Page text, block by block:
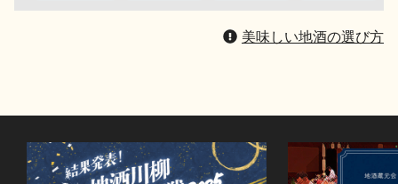
美味しい地酒の選び方